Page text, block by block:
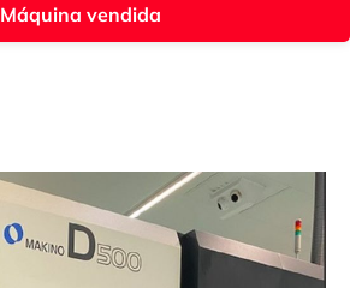
Máquina vendida